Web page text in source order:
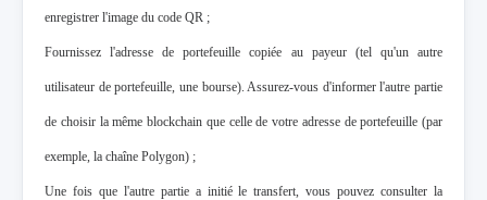
enregistrer l'image du code QR ;
Fournissez l'adresse de portefeuille copiée au payeur (tel qu'un autre
utilisateur de portefeuille, une bourse). Assurez-vous d'informer l'autre partie
de choisir la même blockchain que celle de votre adresse de portefeuille (par
exemple, la chaîne Polygon) ;
Une fois que l'autre partie a initié le transfert, vous pouvez consulter la